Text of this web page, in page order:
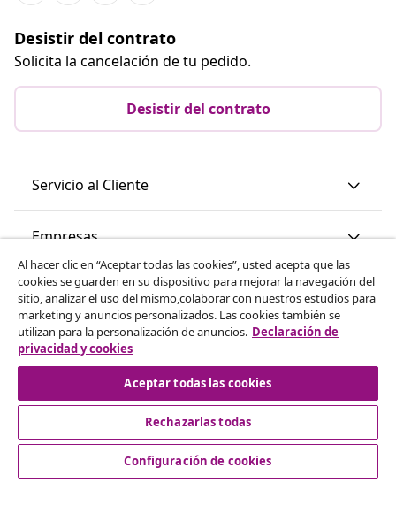
Desistir del contrato
Solicita la cancelación de tu pedido.
Desistir del contrato
Servicio al Cliente
Empresas
vidaXL
Descubre mas
© 2008-2026 vidaXL www.vidaxl.es es una página web de
Al hacer clic en “Aceptar todas las cookies”, usted acepta que las
cookies se guarden en su dispositivo para mejorar la navegación del
sitio, analizar el uso del mismo,colaborar con nuestros estudios para
marketing y anuncios personalizados. Las cookies también se
utilizan para la personalización de anuncios. Declaración de
privacidad y cookies
Aceptar todas las cookies
Rechazarlas todas
Configuración de cookies